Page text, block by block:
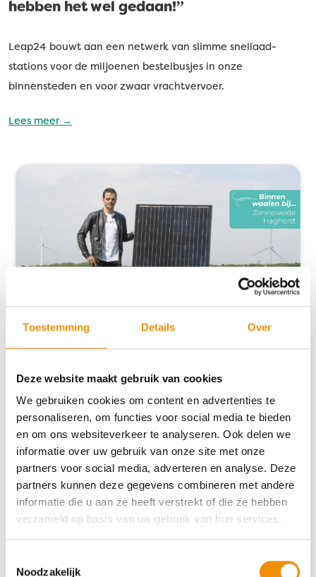
Toestemming Details Over
Deze website maakt gebruik van cookies
We gebruiken cookies om content en advertenties te
personaliseren, om functies voor social media te bieden
en om ons websiteverkeer te analyseren. Ook delen we
informatie over uw gebruik van onze site met onze
partners voor social media, adverteren en analyse. Deze
partners kunnen deze gegevens combineren met andere
informatie die u aan ze heeft verstrekt of die ze hebben
verzameld op basis van uw gebruik van hun services.
Noodzakelijk
hebben het wel gedaan!”
Leap24 bouwt aan een netwerk van slimme snellaad-
stations voor de miljoenen bestelbusjes in onze
binnensteden en voor zwaar vrachtvervoer.
Lees meer →
Zonneweide Haghorst: 8.000 huishoudens
“Na 8 jaar werken rijd ik elke dag met
plezier langs de zonneweide”
Het dak van Thijs van Oirschot lag ongunstig voor
zonnepanelen: maar al dat land rond zijn boerenbedrijf? Hij
zag de zonneweide al voor zich.
Lees meer →